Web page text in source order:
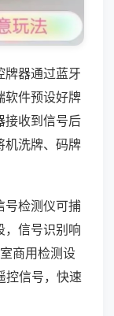
牌器通过蓝牙
软件预设好牌
接收到信号后
机洗牌、码牌
号检测仪可捕
，信号识别响
商用检测设
控信号，快速